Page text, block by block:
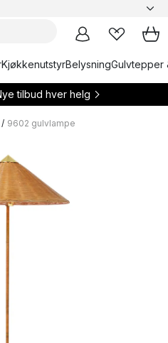
KjøkkenutstyrBelysningGulvtepper
tilbud hver helg
/ 9602 gulvlampe